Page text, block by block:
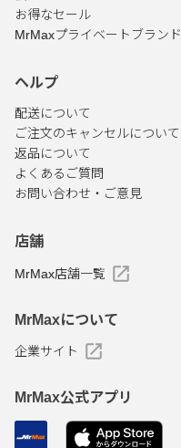
お得なセール
MrMaxプライベートブランド
ヘルプ
配送について
ご注文のキャンセルについて
返品について
よくあるご質問
お問い合わせ・ご意見
店舗
MrMax店舗一覧
MrMaxについて
企業サイト
MrMax公式アプリ